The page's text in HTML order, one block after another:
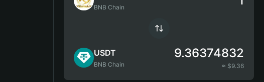
BNB Chain
USDT
BNB Chain
9.36374832
≈ $9.36